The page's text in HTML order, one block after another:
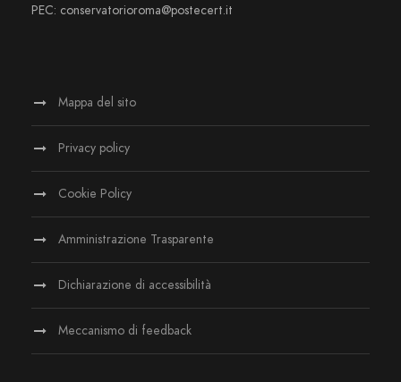
PEC: conservatorioroma@postecert.it
Mappa del sito
Privacy policy
Cookie Policy
Amministrazione Trasparente
Dichiarazione di accessibilità
Meccanismo di feedback